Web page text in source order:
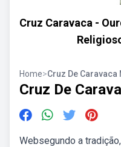
Cruz Caravaca -
Home>Cruz De Caravaca
Cruz De
Websegundo a